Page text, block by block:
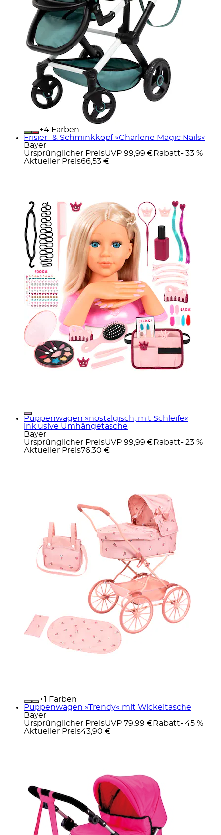
+
Farben
Frisier- & Schminkkopf »Charlene Magic Nails«
Bayer
Ursprünglicher PreisUVP 99,99 € Rabatt- 33 %
Aktueller Preis66,53 €
Puppenwagen »nostalgisch, mit Schleife«
inklusive Umhängetasche
Bayer
Ursprünglicher PreisUVP 99,99 € Rabatt- 23 %
Aktueller Preis76,30 €
+
Farben
Puppenwagen »Trendy« mit Wickeltasche
Bayer
Ursprünglicher PreisUVP 79,99 € Rabatt- 45 %
Aktueller Preis43,90 €